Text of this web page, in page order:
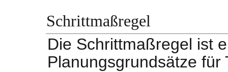
Schrittmaßregel
Die Schrittmaßregel ist
Planungsgrundsätze für